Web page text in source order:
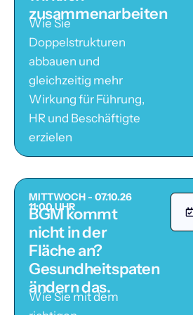
zusammenarbeiten
Wie Sie
Doppelstrukturen
abbauen und
gleichzeitig mehr
Wirkung für Führung,
HR und Beschäftigte
erzielen
MITTWOCH - 07.10.26
11:00 UHR
BGM kommt
nicht in der
Fläche an?
Gesundheitspaten
ändern das.
Wie Sie mit dem